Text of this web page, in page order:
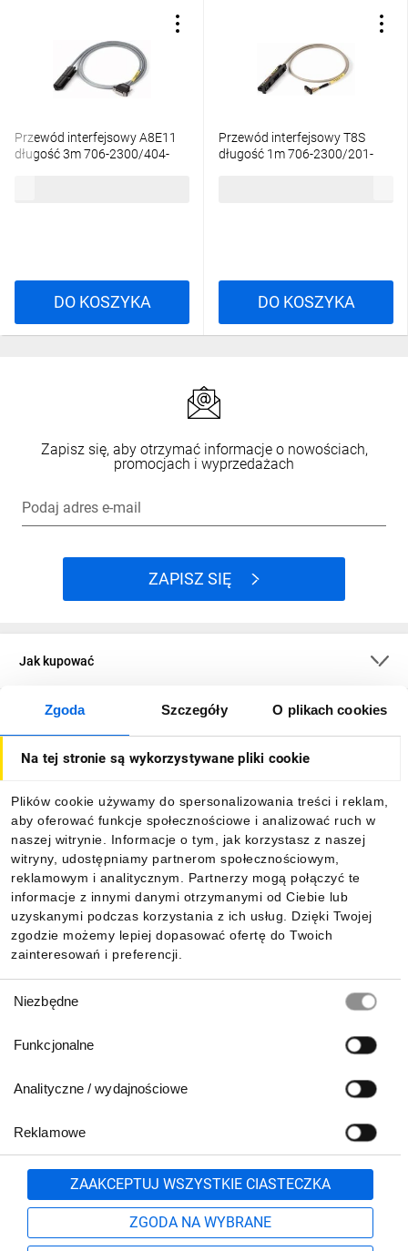
Zgoda Szczegóły O plikach cookies
Na tej stronie są wykorzystywane pliki cookie
Plików cookie używamy do spersonalizowania treści i reklam,
aby oferować funkcje społecznościowe i analizować ruch w
naszej witrynie. Informacje o tym, jak korzystasz z naszej
witryny, udostępniamy partnerom społecznościowym,
reklamowym i analitycznym. Partnerzy mogą połączyć te
informacje z innymi danymi otrzymanymi od Ciebie lub
uzyskanymi podczas korzystania z ich usług. Dzięki Twojej
zgodzie możemy lepiej dopasować ofertę do Twoich
zainteresowań i preferencji.
zgody
Niezbędne
Funkcjonalne
Analityczne / wydajnościowe
Reklamowe
ZAAKCEPTUJ WSZYSTKIE CIASTECZKA
ZGODA NA WYBRANE
Przewód interfejsowy A8E11
długość 3m 706-2300/404-
DO KOSZYKA
Przewód interfejsowy T8S
długość 1m 706-2300/201-
DO KOSZYKA
Zapisz się, aby otrzymać informacje o nowościach,
promocjach i wyprzedażach
Podaj adres e-mail
ZAPISZ SIĘ
Jak kupować
O firmie
Informacje
Pobierz naszą aplikację mobilną:
801 500 700 lub
71 37 61 600
Formularz kontaktowy